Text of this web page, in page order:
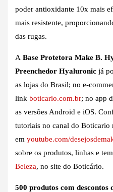
poder antioxidante 10x mais
mais resistente,
das rugas.
A Base Protetora Make B.
Preenchedor Hyaluronic já
as lojas do Brasil; no e-
link boticario.com.br; no app
as versões Android e iOS.
tutoriais no canal do Boticario
em youtube.com/
sobre os produtos, linhas e
Beleza, no site do Boticário.
500 produtos com descontos